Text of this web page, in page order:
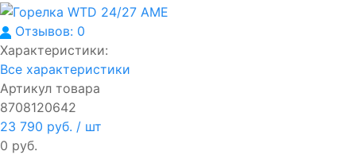
Отзывов: 0
Характеристики:
Все характеристики
Артикул товара
8708120642
23 790 руб. / шт
0 руб.